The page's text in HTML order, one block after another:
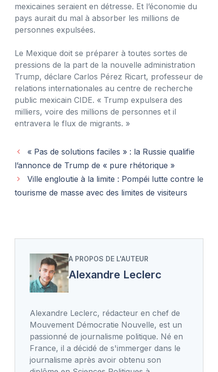
mexicaines seraient en détresse. Et l’économie du
pays aurait du mal à absorber les millions de
personnes expulsées.
Le Mexique doit se préparer à toutes sortes de
pressions de la part de la nouvelle administration
Trump, déclare Carlos Pérez Ricart, professeur de
relations internationales au centre de recherche
public mexicain CIDE. « Trump expulsera des
milliers, voire des millions de personnes et il
entravera le flux de migrants. »
« Pas de solutions faciles » : la Russie qualifie
l’annonce de Trump de « pure rhétorique »
Ville engloutie à la limite : Pompéi lutte contre le
tourisme de masse avec des limites de visiteurs
A PROPOS DE L'AUTEUR
Alexandre Leclerc
Alexandre Leclerc, rédacteur en chef de
Mouvement Démocratie Nouvelle, est un
passionné de journalisme politique. Né en
France, il a décidé de s'immerger dans le
journalisme après avoir obtenu son